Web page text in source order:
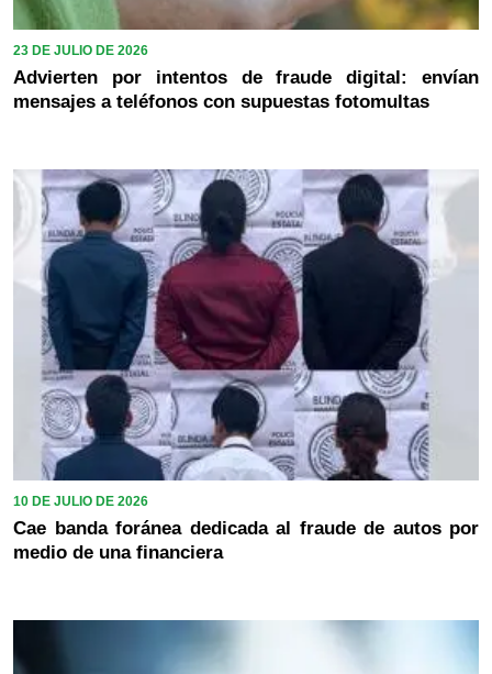
23 DE JULIO DE 2026
Advierten por intentos de fraude digital: envían
mensajes a teléfonos con supuestas fotomultas
10 DE JULIO DE 2026
Cae banda foránea dedicada al fraude de autos por
medio de una financiera